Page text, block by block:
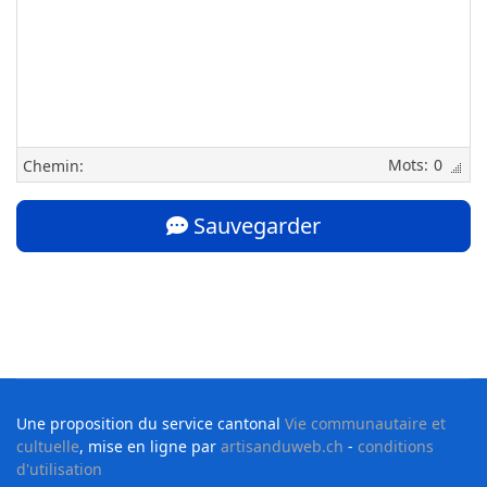
Chemin: 0
Sauvegarder
Une proposition du service cantonal Vie communautaire et
cultuelle, mise en ligne par artisanduweb.ch - conditions
d'utilisation